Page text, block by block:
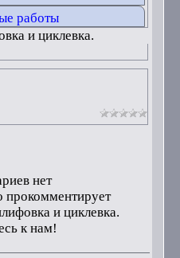
работы
и циклевка.
нет
прокомментирует
и циклевка.
к нам!